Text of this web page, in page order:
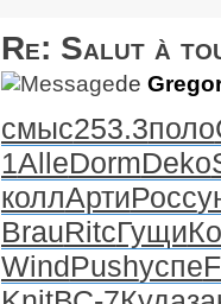
Re: Salut à
de
смыс253.3поло
1AlleDormDeko
коллАртиРосс
BrauRitcГущи
WindPushуспе